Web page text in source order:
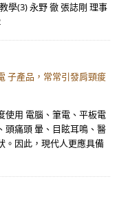
學(3) 永野 徹 張誌剛 理事
子產品，常常引發肩頸痠
使用 電腦、筆電、平板電
頭痛頭 暈、目眩耳鳴、醫
。因此，現代人更應具備